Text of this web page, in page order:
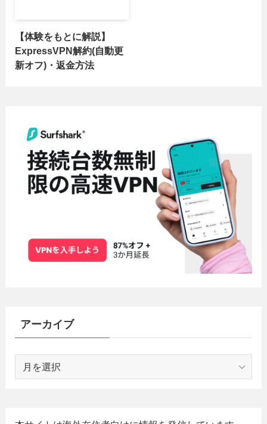
【体験をもとに解説】
ExpressVPN解約(自動更
新オフ)・返金方法
アーカイブ
ブ